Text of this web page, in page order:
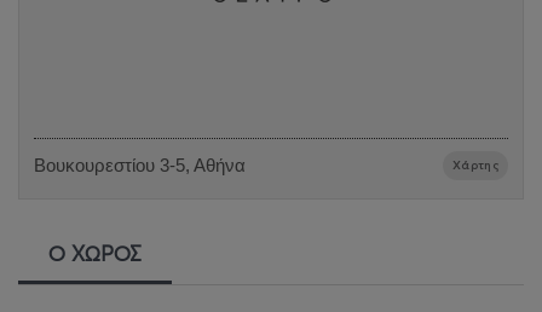
Βουκουρεστίου 3-5, Αθήνα Χάρτης
Ο ΧΩΡΟΣ